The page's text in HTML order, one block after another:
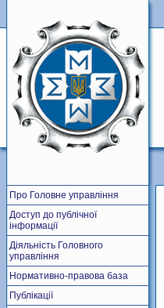
Про Головне управління
Доступ до публічної
інформації
Діяльність Головного
управління
Нормативно-правова база
Публікації